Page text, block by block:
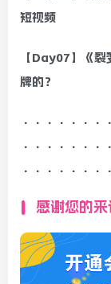
短视频
【Day07】《
牌的？
感谢您的来